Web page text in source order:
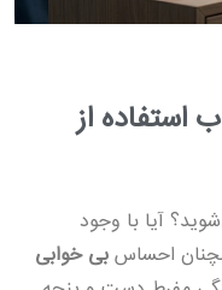
استفاده از
آیا با وجود
احساسبی خوابی